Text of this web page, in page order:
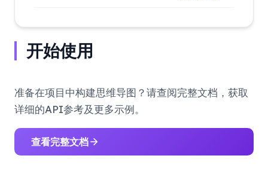
开始使用
准备在项目中构建思维导图？请查阅完整文档，获取
详细的API参考及更多示例。
查看完整文档